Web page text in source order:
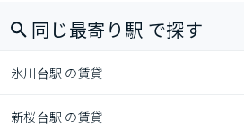
同じ最寄り駅 で探す
氷川台駅 の賃貸
新桜台駅 の賃貸